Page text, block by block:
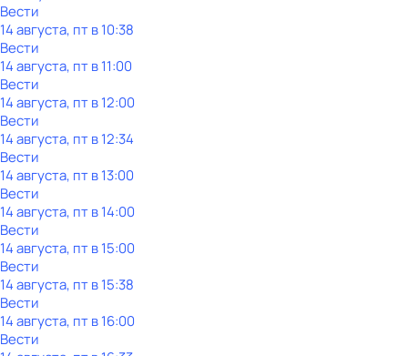
Вести
14 августа, пт в 10:38
Вести
14 августа, пт в 11:00
Вести
14 августа, пт в 12:00
Вести
14 августа, пт в 12:34
Вести
14 августа, пт в 13:00
Вести
14 августа, пт в 14:00
Вести
14 августа, пт в 15:00
Вести
14 августа, пт в 15:38
Вести
14 августа, пт в 16:00
Вести